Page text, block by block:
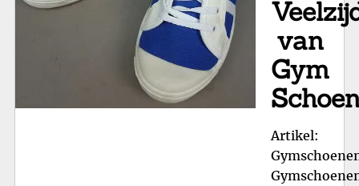
van
Gym
Artikel: